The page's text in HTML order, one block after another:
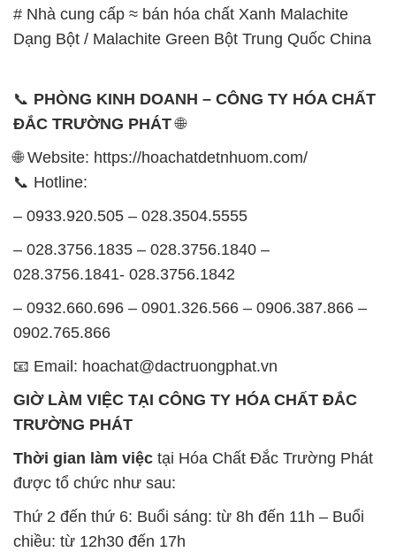
# Nhà cung cấp ≈ bán hóa chất Xanh Malachite
Dạng Bột / Malachite Green Bột Trung Quốc China
📞 PHÒNG KINH DOANH – CÔNG TY HÓA CHẤT
ĐẮC TRƯỜNG PHÁT🌐
🌐 Website: https://hoachatdetnhuom.com/
📞 Hotline:
– 0933.920.505 – 028.3504.5555
– 028.3756.1835 – 028.3756.1840 –
028.3756.1841- 028.3756.1842
– 0932.660.696 – 0901.326.566 – 0906.387.866 –
0902.765.866
📧 Email: hoachat@dactruongphat.vn
GIỜ LÀM VIỆC TẠI CÔNG TY HÓA CHẤT ĐẮC
TRƯỜNG PHÁT
Thời gian làm việc tại Hóa Chất Đắc Trường Phát
được tổ chức như sau:
Thứ 2 đến thứ 6: Buổi sáng: từ 8h đến 11h – Buổi
chiều: từ 12h30 đến 17h